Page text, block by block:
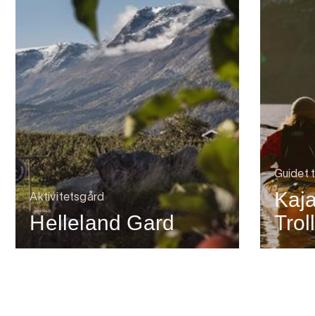
Aktivitetsgård
Helleland Gard
Guidet